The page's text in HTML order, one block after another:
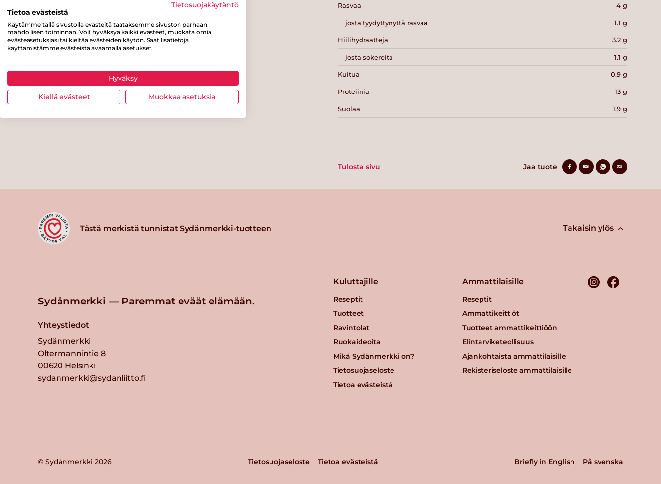
Rasvaa 4 g
josta tyydyttynyttä rasvaa 1.1 g
Hiilihydraatteja 3.2 g
josta sokereita 1.1 g
Kuitua 0.9 g
Proteiinia 13 g
Suolaa 1.9 g
Tulosta sivu Jaa tuote
Tästä merkistä tunnistat Sydänmerkki-tuotteen Takaisin ylös
Sydänmerkki — Paremmat eväät elämään.
Yhteystiedot
Sydänmerkki
Oltermannintie 8
00620 Helsinki
sydanmerkki@sydanliitto.fi
Kuluttajille
Reseptit
Tuotteet
Ravintolat
Ruokaideoita
Mikä Sydänmerkki on?
Tietosuojaseloste
Tietoa evästeistä
Ammattilaisille
Reseptit
Ammattikeittiöt
Tuotteet ammattikeittiöön
Elintarviketeollisuus
Ajankohtaista ammattilaisille
Rekisteriseloste ammattilaisille
© Sydänmerkki 2026 Tietosuojaseloste Tietoa evästeistä Briefly in English På svenska
Tietosuojakäytäntö
Tietoa evästeistä
Käytämme tällä sivustolla evästeitä taataksemme sivuston parhaan
mahdollisen toiminnan. Voit hyväksyä kaikki evästeet, muokata omia
evästeasetuksiasi tai kieltää evästeiden käytön. Saat lisätietoja
käyttämistämme evästeistä avaamalla asetukset.
Hyväksy
Kiellä evästeet Muokkaa asetuksia